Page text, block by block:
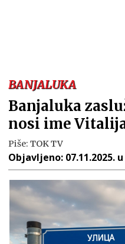
BANJALUKA
Banjaluka
nosi ime
Piše: TOK TV
Objavljeno: 07.11.2025.